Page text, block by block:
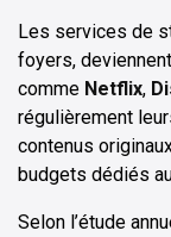
Les services de
foyers,
comme Netflix,
régulièrement
contenus
budgets dédiés
Selon l’étude